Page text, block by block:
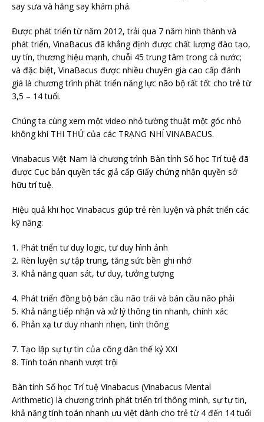
say sưa và hăng say khám phá.
Được phát triển từ năm 2012, trải qua 7 năm hình thành và
phát triển, VinaBacus đã khẳng định được chất lượng đào tạo,
uy tín, thương hiệu mạnh, chuỗi 45 trung tâm trong cả nước;
và đặc biệt, VinaBacus được nhiều chuyên gia cao cấp đánh
giá là chương trình phát triển năng lực não bộ rất tốt cho trẻ từ
3,5 – 14 tuổi.
Chúng ta cùng xem một video nhỏ tường thuật một góc nhỏ
không khí THI THỬ của các TRẠNG NHÍ VINABACUS.
Vinabacus Việt Nam là chương trình Bàn tính Số học Trí tuệ đã
được Cục bản quyền tác giả cấp Giấy chứng nhận quyền sở
hữu trí tuệ.
Hiệu quả khi học Vinabacus giúp trẻ rèn luyện và phát triển các
kỹ năng:
1. Phát triển tư duy logic, tư duy hình ảnh
2. Rèn luyện sự tập trung, tăng sức bền ghi nhớ
3. Khả năng quan sát, tư duy, tưởng tượng
4. Phát triển đồng bộ bán cầu não trái và bán cầu não phải
5. Khả năng tiếp nhận và xử lý thông tin nhanh, chính xác
6. Phản xạ tư duy nhanh nhẹn, tinh thông
7. Tạo lập sự tự tin của công dân thế kỷ XXI
8. Tính toán nhanh vượt trội
Bàn tính Số học Trí tuệ Vinabacus (Vinabacus Mental
Arithmetic) là chương trình phát triển trí thông minh, sự tự tin,
khả năng tính toán nhanh ưu việt dành cho trẻ từ 4 đến 14 tuổi